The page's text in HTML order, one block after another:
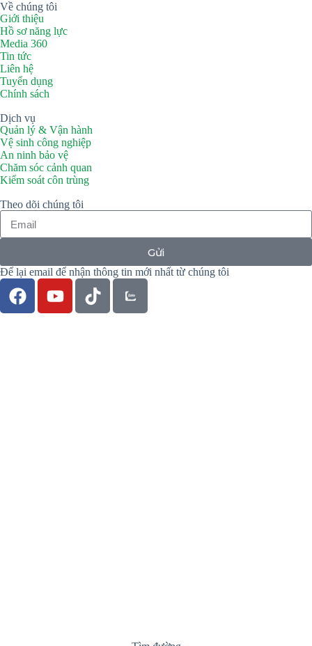
Về chúng tôi
Giới thiệu
Hồ sơ năng lực
Media 360
Tin tức
Liên hệ
Tuyển dụng
Chính sách
Dịch vụ
Quản lý & Vận hành
Vệ sinh công nghiệp
An ninh bảo vệ
Chăm sóc cảnh quan
Kiểm soát côn trùng
Theo dõi chúng tôi
Gửi
Để lại email để nhận thông tin mới nhất từ chúng tôi